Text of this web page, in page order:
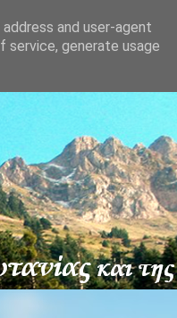
and user-agent
service, generate usage